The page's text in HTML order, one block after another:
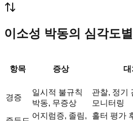
이소성 박동의 심각도
항목 증상 대
경증
일시적 불규칙
박동, 무증상
관찰, 정기
모니터링
어지럼증, 졸림,
홀터 평가